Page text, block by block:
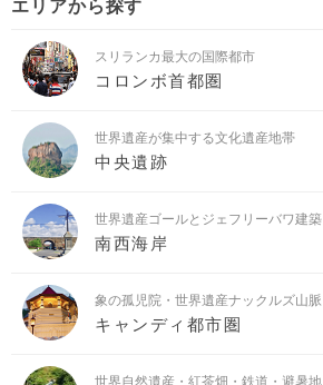
エリアから探す
スリランカ最大の国際都市
コロンボ首都圏
世界遺産が集中する文化遺産地帯
中央遺跡
世界遺産ゴールとジェフリーバワ建築
南西海岸
象の孤児院・世界遺産ナックルズ山脈
キャンディ都市圏
世界自然遺産・紅茶畑・鉄道・避暑地